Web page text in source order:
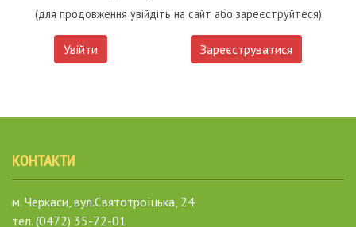
(для продовження увійдіть на сайт або зареєструйтеся)
Увійти Зареєструватися
КОНТАКТИ
м. Черкаси, вул.Святотроїцька, 24
тел. (0472) 35-72-01